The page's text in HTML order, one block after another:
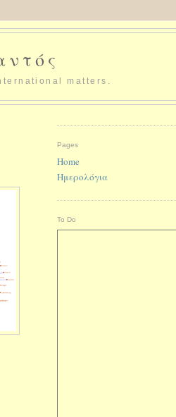
matters.
Pages
Home
Ημερολόγια
To Do